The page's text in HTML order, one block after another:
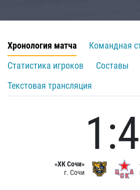
Хронология матча
Командная
Статистика игроков
Составы
Текстовая трансляция
«ХК Сочи»
г. Сочи
1:4